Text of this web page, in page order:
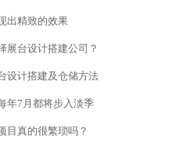
出精致的效果
台设计搭建公司？
设计搭建及仓储方法
年7月都将步入淡季
真的很繁琐吗？